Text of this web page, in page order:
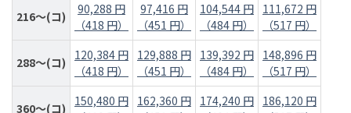
216～(コ)
90,288 円
（418 円）
97,416 円
（451 円）
104,544 円
（484 円）
111,672 円
（517 円）
288～(コ)
120,384 円
（418 円）
129,888 円
（451 円）
139,392 円
（484 円）
148,896 円
（517 円）
360～(コ)
150,480 円 162,360 円 174,240 円 186,120 円